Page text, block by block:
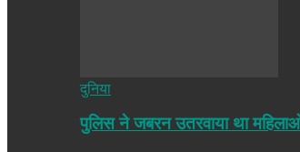
दुनिया
पुलिस ने जबरन उतरवाया था